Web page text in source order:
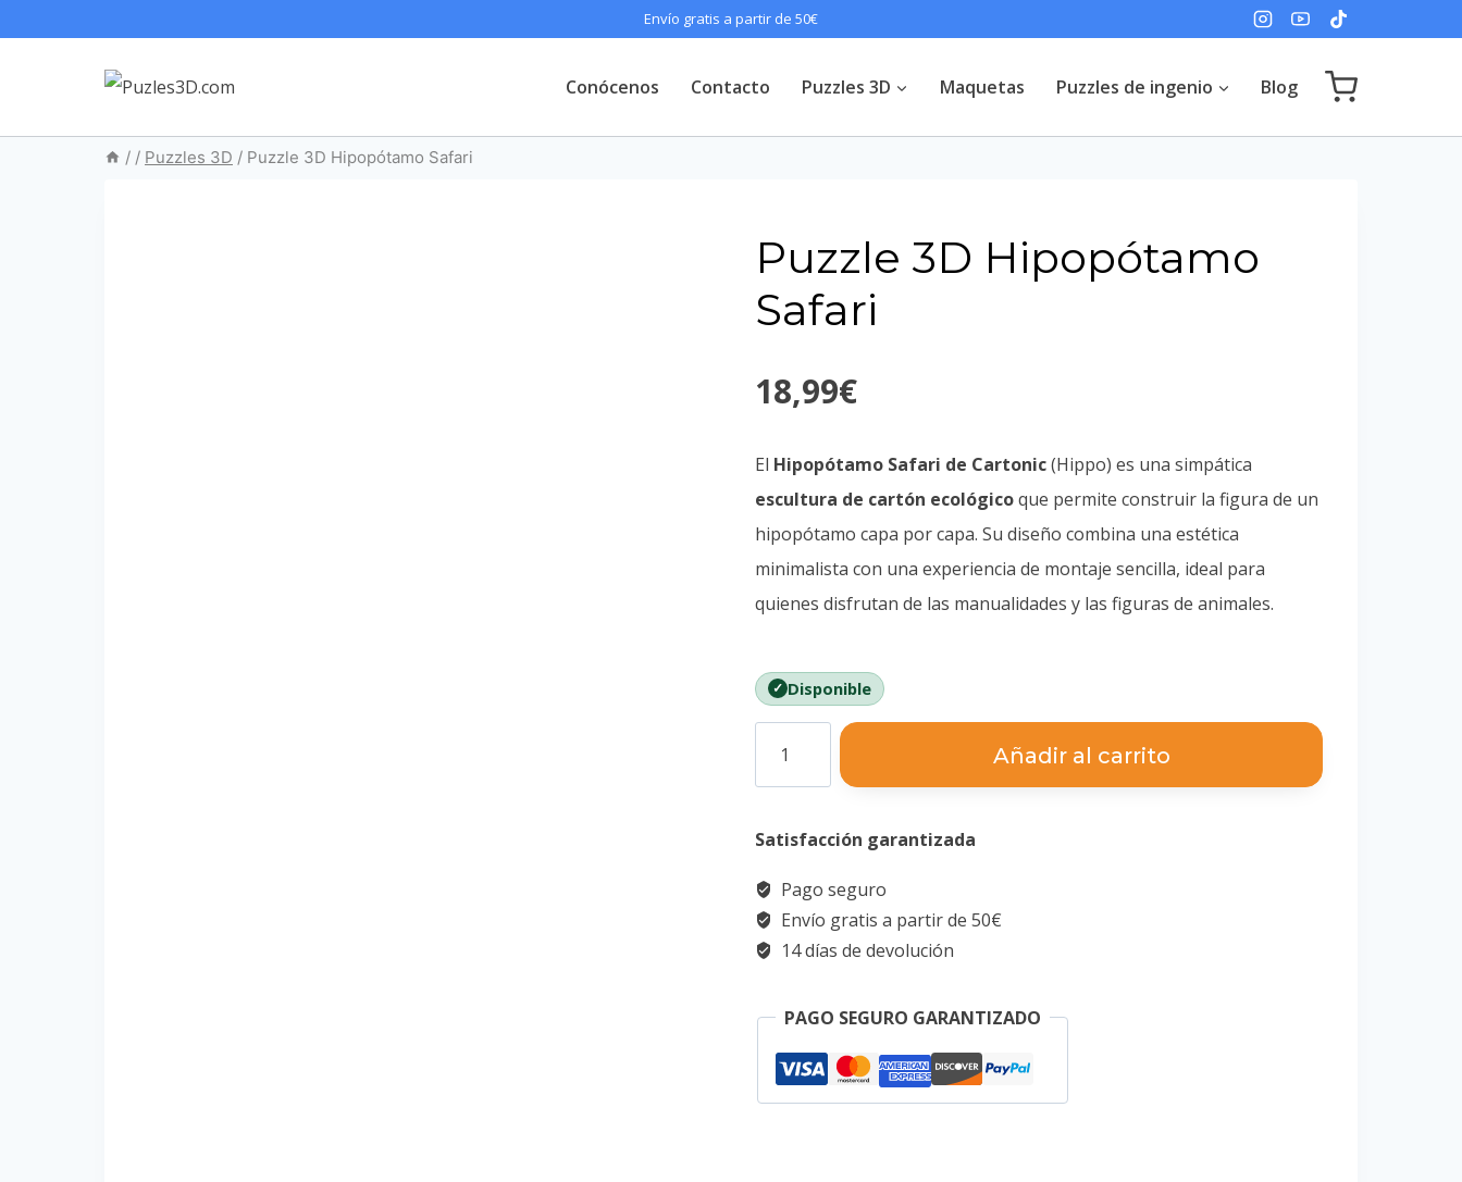
Envío gratis a partir de 50€
Conócenos Contacto Puzzles 3D Maquetas Puzzles de ingenio Blog
/ / Puzzles 3D / Puzzle 3D Hipopótamo Safari
Puzzle 3D Hipopótamo
Safari
18,99€
El Hipopótamo Safari de Cartonic(Hippo) es una simpática
escultura de cartón ecológicoque permite construir la figura de un
hipopótamo capa por capa. Su diseño combina una estética
minimalista con una experiencia de montaje sencilla, ideal para
quienes disfrutan de las manualidades y las figuras de animales.
Disponible
Safari
cantidad
Añadir al carrito
Satisfacción garantizada
Pago seguro
Envío gratis a partir de 50€
14 días de devolución
PAGO SEGURO GARANTIZADO